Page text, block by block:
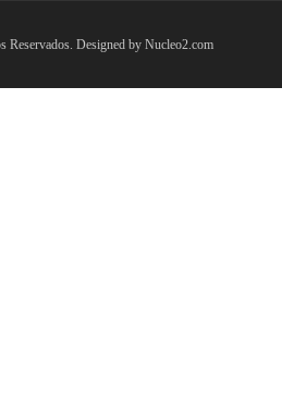
Reservados. Designed by Nucleo2.com